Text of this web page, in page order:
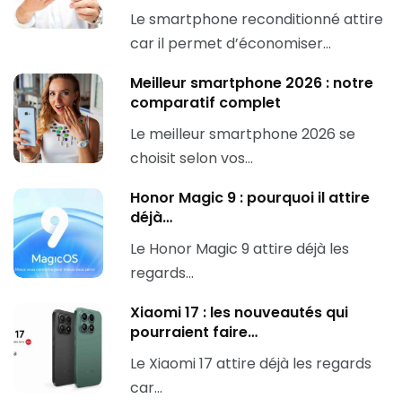
Le smartphone reconditionné attire
car il permet d’économiser…
Meilleur smartphone 2026 : notre
comparatif complet
Le meilleur smartphone 2026 se
choisit selon vos…
Honor Magic 9 : pourquoi il attire
déjà…
Le Honor Magic 9 attire déjà les
regards…
Xiaomi 17 : les nouveautés qui
pourraient faire…
Le Xiaomi 17 attire déjà les regards
car…